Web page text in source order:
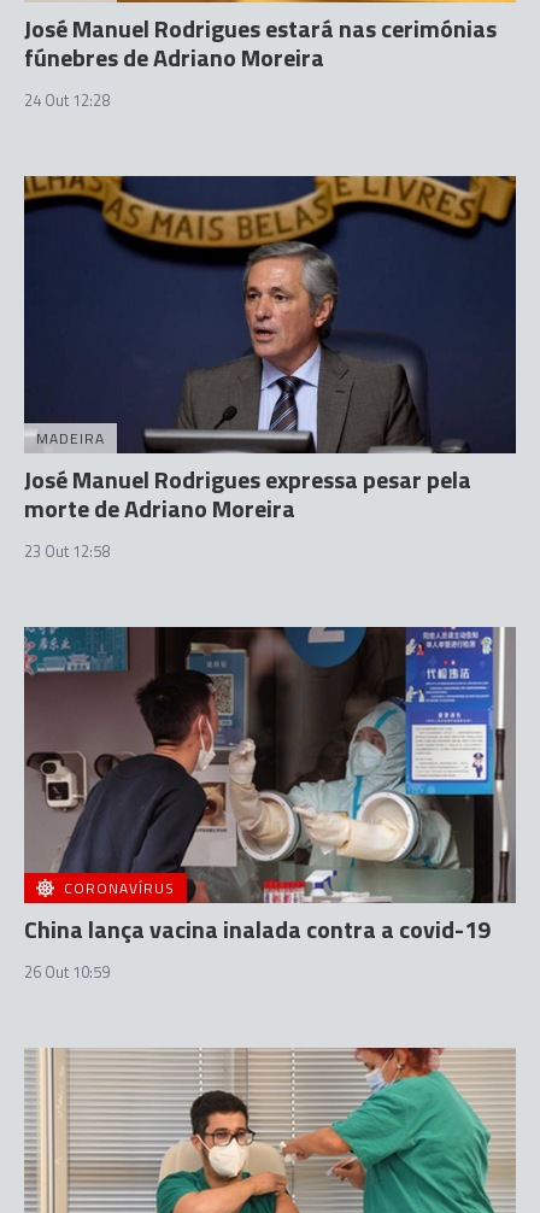
José Manuel Rodrigues estará nas cerimónias
fúnebres de Adriano Moreira
24 Out 12:28
MADEIRA
José Manuel Rodrigues expressa pesar pela
morte de Adriano Moreira
23 Out 12:58
CORONAVÍRUS
China lança vacina inalada contra a covid-19
26 Out 10:59